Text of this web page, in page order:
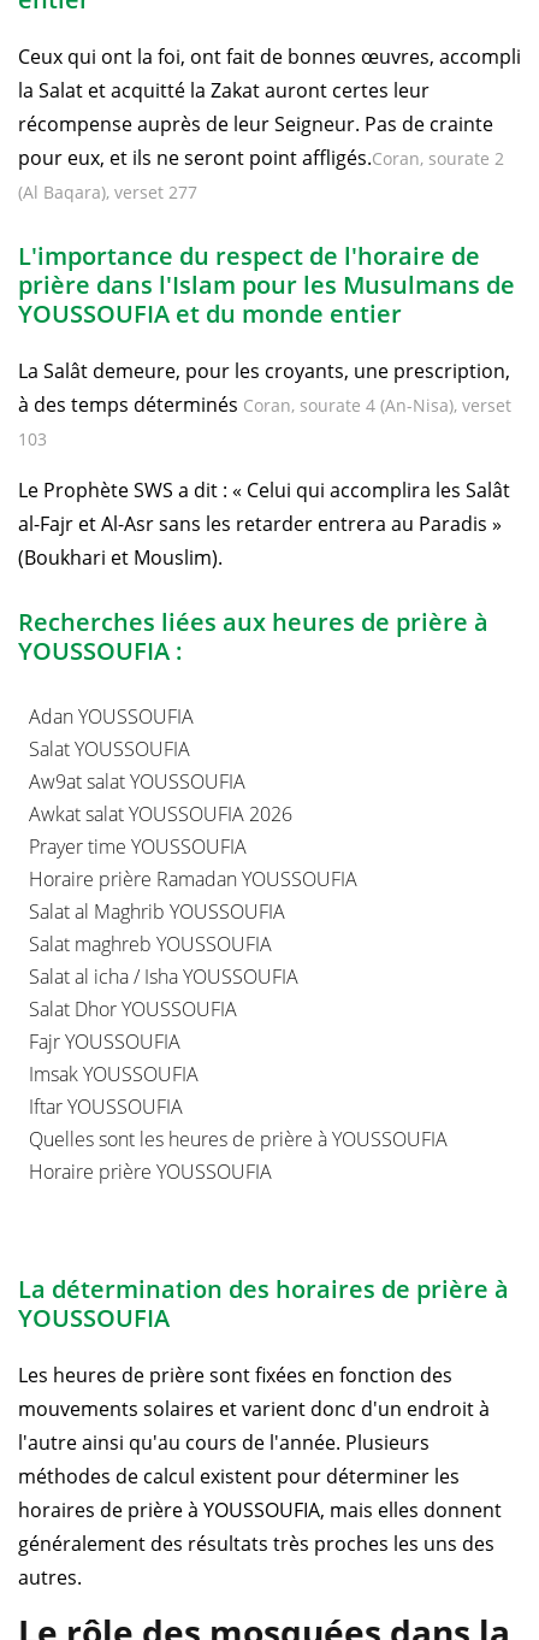
Ceux qui ont la foi, ont fait de bonnes œuvres, accompli
la Salat et acquitté la Zakat auront certes leur
récompense auprès de leur Seigneur. Pas de crainte
pour eux, et ils ne seront point affligés.Coran, sourate 2
(Al Baqara), verset 277
L'importance du respect de l'horaire de
prière dans l'Islam pour les Musulmans de
YOUSSOUFIA et du monde entier
La Salât demeure, pour les croyants, une prescription,
à des temps déterminés Coran, sourate 4 (An-Nisa), verset
103
Le Prophète SWS a dit : « Celui qui accomplira les Salât
al-Fajr et Al-Asr sans les retarder entrera au Paradis »
(Boukhari et Mouslim).
Recherches liées aux heures de prière à
YOUSSOUFIA :
Adan YOUSSOUFIA
Salat YOUSSOUFIA
Aw9at salat YOUSSOUFIA
Awkat salat YOUSSOUFIA 2026
Prayer time YOUSSOUFIA
Horaire prière Ramadan YOUSSOUFIA
Salat al Maghrib YOUSSOUFIA
Salat maghreb YOUSSOUFIA
Salat al icha / Isha YOUSSOUFIA
Salat Dhor YOUSSOUFIA
Fajr YOUSSOUFIA
Imsak YOUSSOUFIA
Iftar YOUSSOUFIA
Quelles sont les heures de prière à YOUSSOUFIA
Horaire prière YOUSSOUFIA
La détermination des horaires de prière à
YOUSSOUFIA
Les heures de prière sont fixées en fonction des
mouvements solaires et varient donc d'un endroit à
l'autre ainsi qu'au cours de l'année. Plusieurs
méthodes de calcul existent pour déterminer les
horaires de prière à YOUSSOUFIA, mais elles donnent
généralement des résultats très proches les uns des
autres.